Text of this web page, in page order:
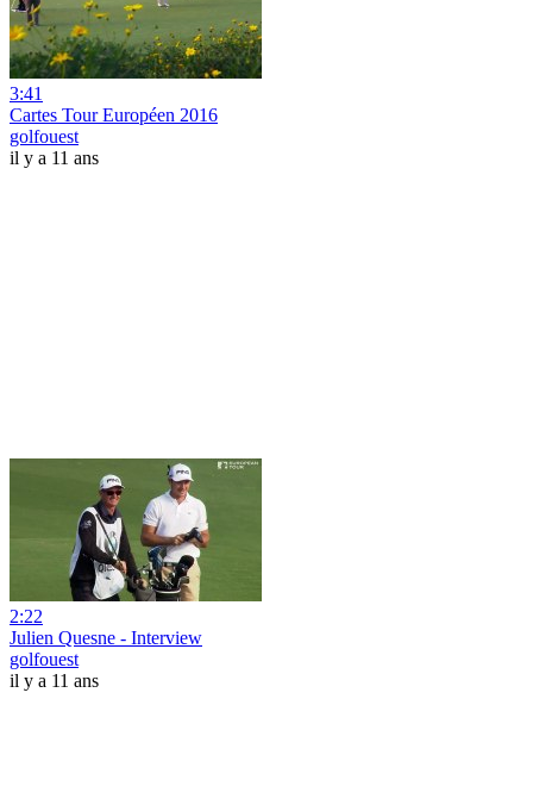
3:41
Cartes Tour Européen 2016
golfouest
il y a 11 ans
2:22
Julien Quesne - Interview
golfouest
il y a 11 ans